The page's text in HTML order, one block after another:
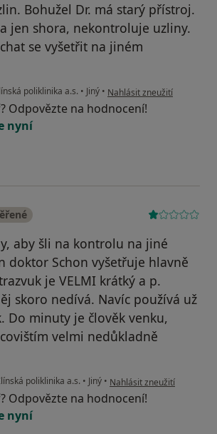
Bohužel Dr. má starý přístroj.
jen shora, nekontroluje uzliny.
se vyšetřit na jiném
poliklinika a.s. • Jiný • podle názoru uživatele PK
Nahlásit zneužití
Odpovězte na hodnocení!
nyní
aby šli na kontrolu na jiné
doktor Schon vyšetřuje hlavně
je VELMI krátký a p.
skoro nedívá. Navíc používá už
Do minuty je člověk venku,
velmi nedůkladně
poliklinika a.s. • Jiný • podle názoru uživatele MS
Nahlásit zneužití
Odpovězte na hodnocení!
nyní